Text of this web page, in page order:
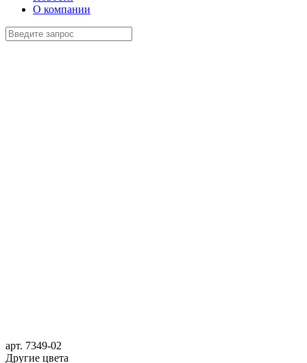
О компании
арт. 7349-02
Другие цвета